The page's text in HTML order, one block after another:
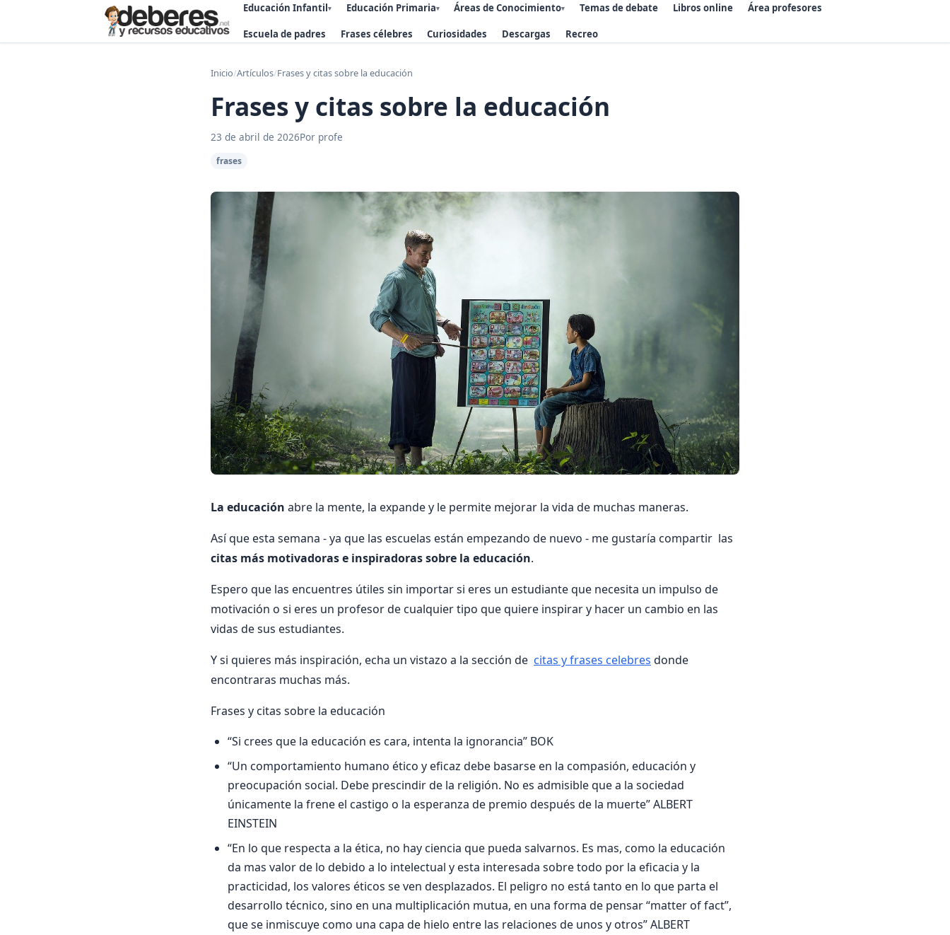
Educación Infantil▾ Educación Primaria▾ Áreas de Conocimiento▾ Temas de debate Libros online Área profesores
Escuela de padres Frases célebres Curiosidades Descargas Recreo
Inicio/Artículos/Frases y citas sobre la educación
Frases y citas sobre la educación
23 de abril de 2026Por profe
frases
La educación abre la mente, la expande y le permite mejorar la vida de muchas maneras.
Así que esta semana - ya que las escuelas están empezando de nuevo - me gustaría compartir las
citas más motivadoras e inspiradoras sobre la educación.
Espero que las encuentres útiles sin importar si eres un estudiante que necesita un impulso de
motivación o si eres un profesor de cualquier tipo que quiere inspirar y hacer un cambio en las
vidas de sus estudiantes.
Y si quieres más inspiración, echa un vistazo a la sección de citas y frases celebres donde
encontraras muchas más.
Frases y citas sobre la educación
“Si crees que la educación es cara, intenta la ignorancia” BOK
“Un comportamiento humano ético y eficaz debe basarse en la compasión, educación y
preocupación social. Debe prescindir de la religión. No es admisible que a la sociedad
únicamente la frene el castigo o la esperanza de premio después de la muerte” ALBERT
EINSTEIN
“En lo que respecta a la ética, no hay ciencia que pueda salvarnos. Es mas, como la educación
da mas valor de lo debido a lo intelectual y esta interesada sobre todo por la eficacia y la
practicidad, los valores éticos se ven desplazados. El peligro no está tanto en lo que parta el
desarrollo técnico, sino en una multiplicación mutua, en una forma de pensar “matter of fact”,
que se inmiscuye como una capa de hielo entre las relaciones de unos y otros” ALBERT